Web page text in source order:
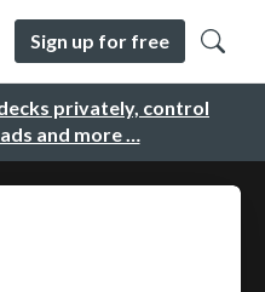
privately, control
and more …
Sign up for free